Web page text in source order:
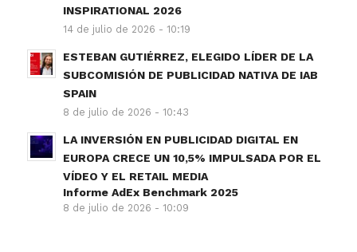
INSPIRATIONAL 2026
14 de julio de 2026 - 10:19
ESTEBAN GUTIÉRREZ, ELEGIDO LÍDER DE LA
SUBCOMISIÓN DE PUBLICIDAD NATIVA DE IAB
SPAIN
8 de julio de 2026 - 10:43
LA INVERSIÓN EN PUBLICIDAD DIGITAL EN
EUROPA CRECE UN 10,5% IMPULSADA POR EL
VÍDEO Y EL RETAIL MEDIA
Informe AdEx Benchmark 2025
8 de julio de 2026 - 10:09